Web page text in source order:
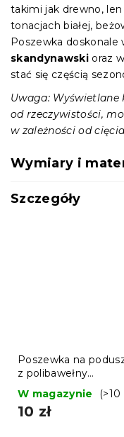
takimi jak drewno,
tonacjach białej,
Poszewka doskonale
skandynawski oraz
stać się częścią
Uwaga:
od rzeczywistości,
w zależności od
Wymiary i
Szczegóły
Poszewka na
z polibawełny
DOTHEARTS POLY
70x90 cm, kremowy
W magazynie
10 zł